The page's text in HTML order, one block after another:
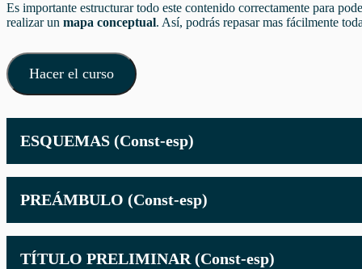
Es importante estructurar todo este contenido correctamente para
realizar un mapa conceptual. Así, podrás repasar mas fácilmente
Hacer el curso
ESQUEMAS (Const-esp)
PREÁMBULO (Const-esp)
TÍTULO PRELIMINAR (Const-esp)